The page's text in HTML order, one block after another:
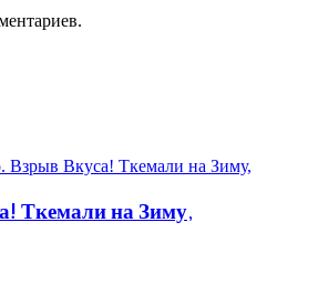
Ткемали на Зиму,